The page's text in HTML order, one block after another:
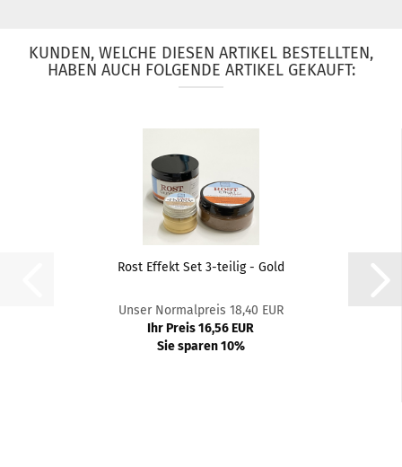
KUNDEN, WELCHE DIESEN ARTIKEL BESTELLTEN,
HABEN AUCH FOLGENDE ARTIKEL GEKAUFT:
Rost Effekt Set 3-teilig - Gold
Unser Normalpreis 18,40 EUR
Ihr Preis 16,56 EUR
Sie sparen 10%